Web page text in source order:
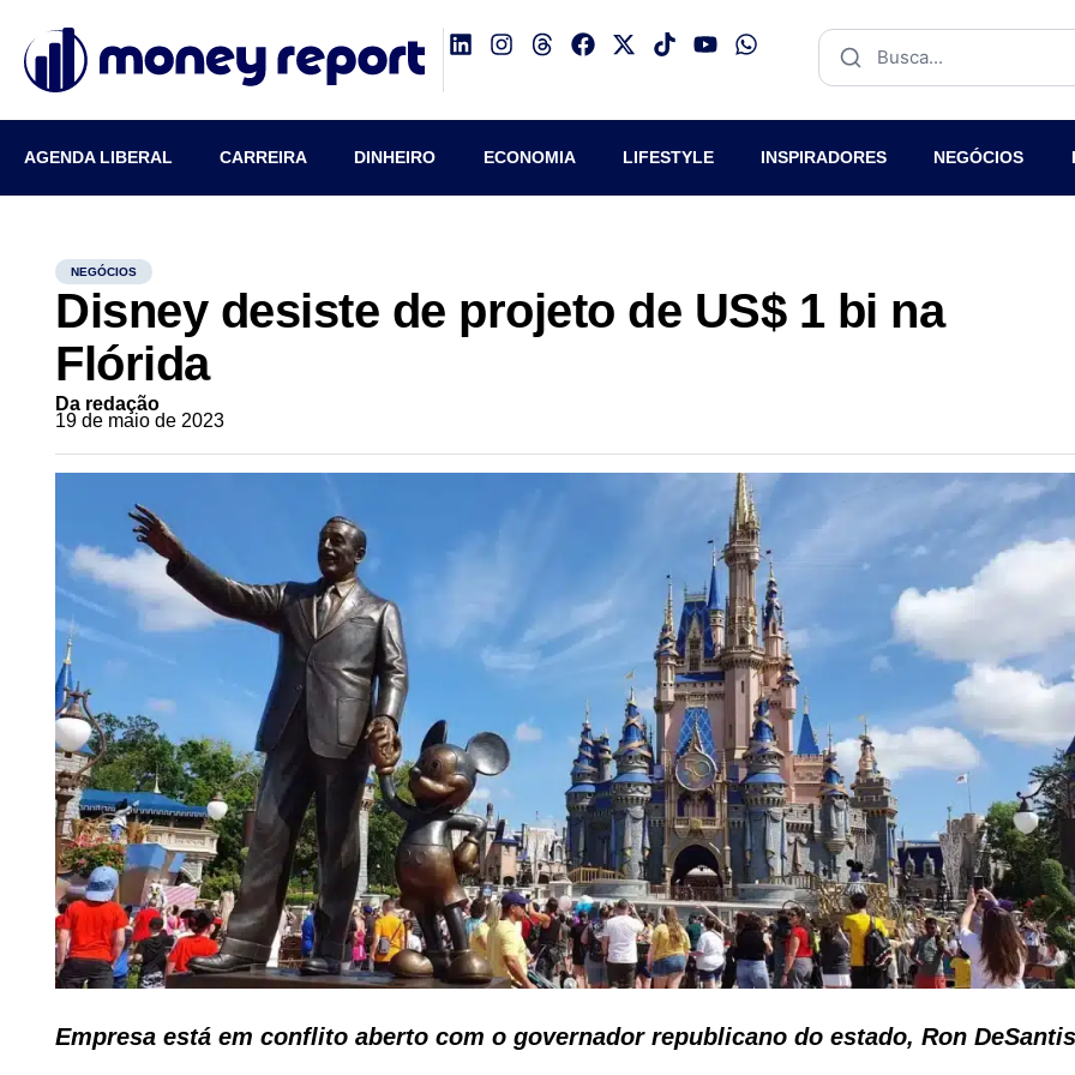
AGENDA LIBERAL CARREIRA DINHEIRO ECONOMIA LIFESTYLE INSPIRADORES NEGÓCIOS
NEGÓCIOS
Disney desiste de projeto de US$ 1 bi na
Flórida
Da redação
19 de maio de 2023
Empresa está em conflito aberto com o governador republicano do estado, Ron